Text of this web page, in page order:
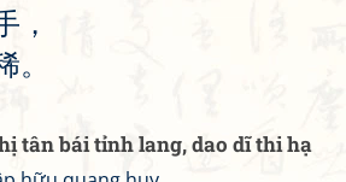
，
。
tân bái tỉnh lang, dao dĩ thi hạ